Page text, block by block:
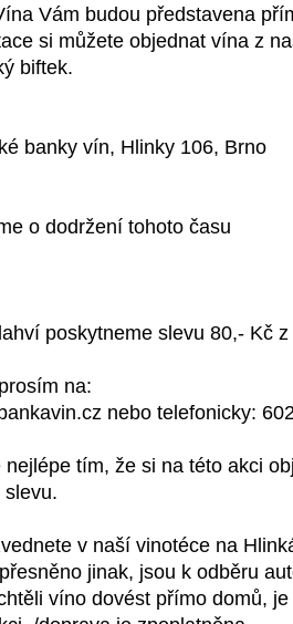
Vám budou představena
si můžete objednat vína z
biftek.
banky vín, Hlinky 106, Brno
o dodržení tohoto času
poskytneme slevu 80,- Kč
na:
nebo telefonicky:
tím, že si na této akci
v naší vinotéce na
jinak, jsou k odběru
víno dovést přímo domů,